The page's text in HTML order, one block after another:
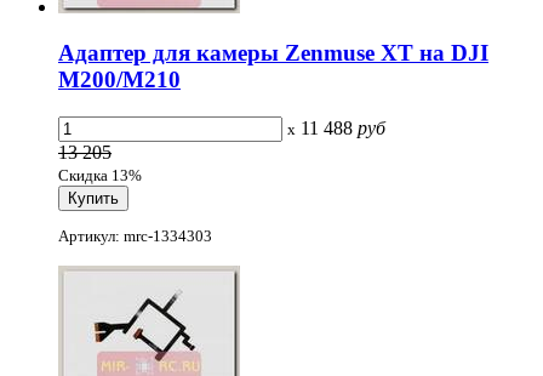
Адаптер для камеры Zenmuse XT на DJI
M200/M210
x 11 488 руб
13 205
Скидка 13%
Артикул: mrc-1334303